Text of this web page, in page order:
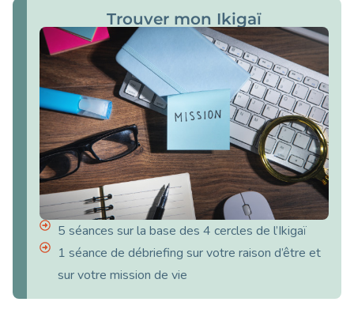
Trouver mon Ikigaï
5 séances sur la base des 4 cercles de l’Ikigaï
1 séance de débriefing sur votre raison d’être et
sur votre mission de vie